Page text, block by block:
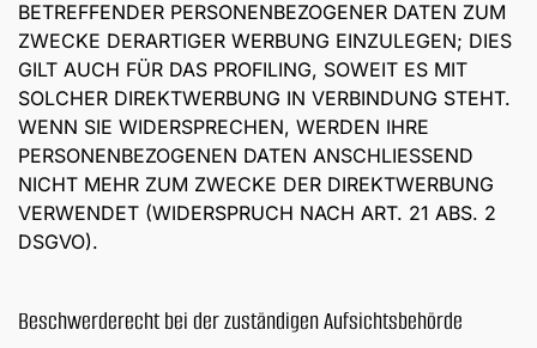
BETREFFENDER PERSONENBEZOGENER DATEN ZUM
ZWECKE DERARTIGER WERBUNG EINZULEGEN; DIES
GILT AUCH FÜR DAS PROFILING, SOWEIT ES MIT
SOLCHER DIREKTWERBUNG IN VERBINDUNG STEHT.
WENN SIE WIDERSPRECHEN, WERDEN IHRE
PERSONENBEZOGENEN DATEN ANSCHLIESSEND
NICHT MEHR ZUM ZWECKE DER DIREKTWERBUNG
VERWENDET (WIDERSPRUCH NACH ART. 21 ABS. 2
DSGVO).
Beschwerde­recht bei der zuständigen Aufsichts­behörde